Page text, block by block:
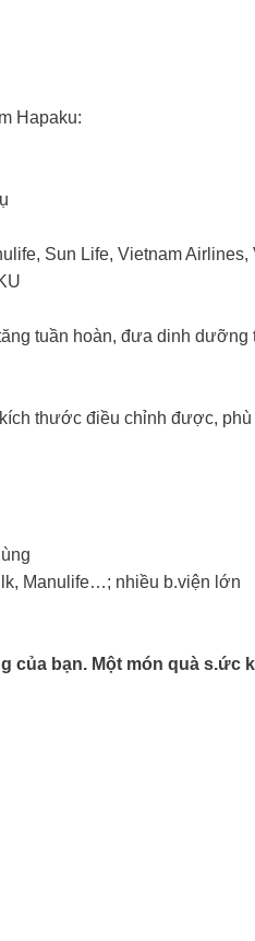
Hapaku:
Sun Life, Vietnam Airlines,
tuần hoàn, đưa dinh
thước điều chỉnh được,
Manulife…; nhiều b.viện lớn
bạn. Một món quà s.ức